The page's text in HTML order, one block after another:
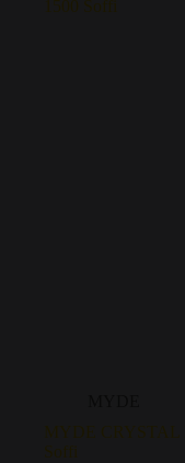
MYDE CRYSTAL
Soffi